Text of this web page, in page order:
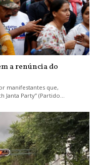
a renúncia do
manifestantes que,
Janta Party” (Partido…